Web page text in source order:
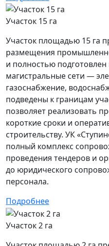
Участок 15 га
Участок площадью 15 га
размещения
и полностью подготовлен
магистральные сети —
газоснабжение,
подведены к границам
позволяет реализовать
короткие сроки и
строительству. УК
полный комплекс
проведения тендеров и
до юридического
персонала.
Подробнее
Участок 2 га